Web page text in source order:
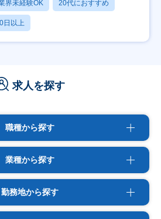
界未経験OK 20代におすすめ
日以上
求人を探す
職種から探す
業種から探す
勤務地から探す